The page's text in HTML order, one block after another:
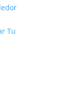
Tu